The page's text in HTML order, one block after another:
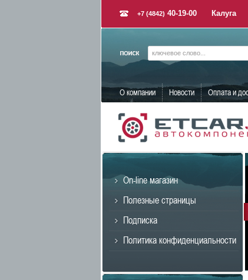
+7 (4842) 40-19-00 Калуга
О компании Новости Оплата и
On-line магазин
Полезные страницы
Подписка
Политика конфиденциальности